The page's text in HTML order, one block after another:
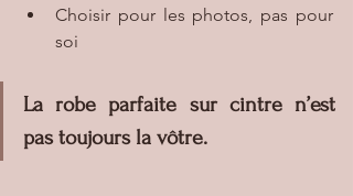
Choisir pour les photos, pas pour
soi
La robe parfaite sur cintre n’est
pas toujours la vôtre.